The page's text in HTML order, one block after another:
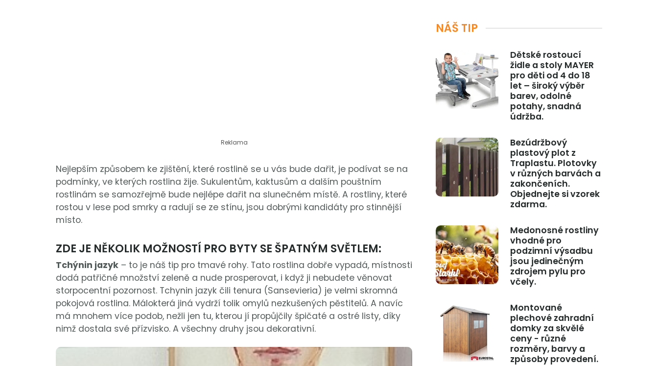
Reklama
Nejlepším způsobem ke zjištění, které rostlině se u vás bude dařit, je podívat se na
podmínky, ve kterých rostlina žije. Sukulentům, kaktusům a dalším pouštním
rostlinám se samozřejmě bude nejlépe dařit na slunečném místě. A rostliny, které
rostou v lese pod smrky a radují se ze stínu, jsou dobrými kandidáty pro stinnější
místo.
ZDE JE NĚKOLIK MOŽNOSTÍ PRO BYTY SE ŠPATNÝM SVĚTLEM:
Tchýnin jazyk – to je náš tip pro tmavé rohy. Tato rostlina dobře vypadá, místnosti
dodá patřičné množství zeleně a nude prosperovat, i když ji nebudete věnovat
storpocentní pozornost. Tchynin jazyk čili tenura (Sansevieria) je velmi skromná
pokojová rostlina. Málokterá jiná vydrží tolik omylů nezkušených pěstitelů. A navíc
má mnohem více podob, nežli jen tu, kterou jí propůjčily špičaté a ostré listy, díky
nimž dostala své přízvisko. A všechny druhy jsou dekorativní.
NÁŠ TIP
Dětské rostoucí
židle a stoly MAYER
pro děti od 4 do 18
let – široký výběr
barev, odolné
potahy, snadná
údržba.
Bezúdržbový
plastový plot z
Traplastu. Plotovky
v různých barvách a
zakončeních.
Objednejte si vzorek
zdarma.
Medonosné rostliny
vhodné pro
podzimní výsadbu
jsou jedinečným
zdrojem pylu pro
včely.
Montované
plechové zahradní
domky za skvělé
ceny - různé
rozměry, barvy a
způsoby provedení.